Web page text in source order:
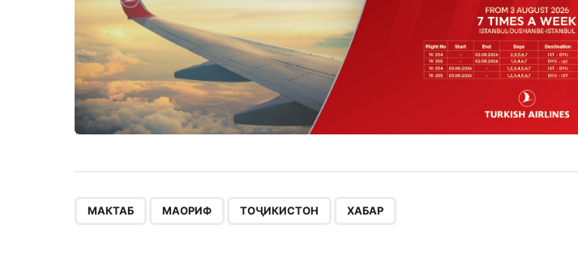
МАКТАБ МАОРИФ ТОҶИКИСТОН ХАБАР